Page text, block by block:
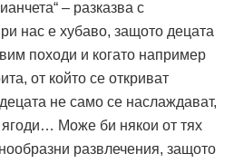
– разказва с
нас е хубаво, защото децата
походи и когато например
от който се откриват
не само се наслаждават,
Може би някои от тях
развлечения, защото